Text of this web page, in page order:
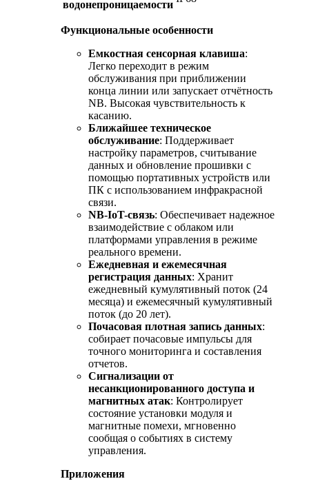
водонепроницаемости
Функциональные особенности
Емкостная сенсорная клавиша:
Легко переходит в режим
обслуживания при приближении
конца линии или запускает отчётность
NB. Высокая чувствительность к
касанию.
Ближайшее техническое
обслуживание: Поддерживает
настройку параметров, считывание
данных и обновление прошивки с
помощью портативных устройств или
ПК с использованием инфракрасной
связи.
NB-IoT-связь: Обеспечивает надежное
взаимодействие с облаком или
платформами управления в режиме
реального времени.
Ежедневная и ежемесячная
регистрация данных: Хранит
ежедневный кумулятивный поток (24
месяца) и ежемесячный кумулятивный
поток (до 20 лет).
Почасовая плотная запись данных:
собирает почасовые импульсы для
точного мониторинга и составления
отчетов.
Сигнализации от
несанкционированного доступа и
магнитных атак: Контролирует
состояние установки модуля и
магнитные помехи, мгновенно
сообщая о событиях в систему
управления.
Приложения